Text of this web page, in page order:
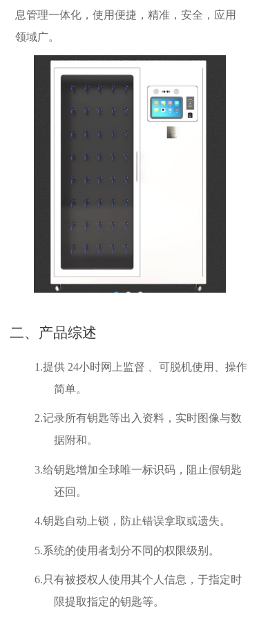
息管理一体化，使用便捷，精准，安全，应用
领域广。
二、产品综述
1.提供 24小时网上监督 、可脱机使用、操作
简单。
2.记录所有钥匙等出入资料，实时图像与数
据附和。
3.给钥匙增加全球唯一标识码，阻止假钥匙
还回。
4.钥匙自动上锁，防止错误拿取或遗失。
5.系统的使用者划分不同的权限级别。
6. 只有被授权人使用其个人信息，于指定时
限提取指定的钥匙等。